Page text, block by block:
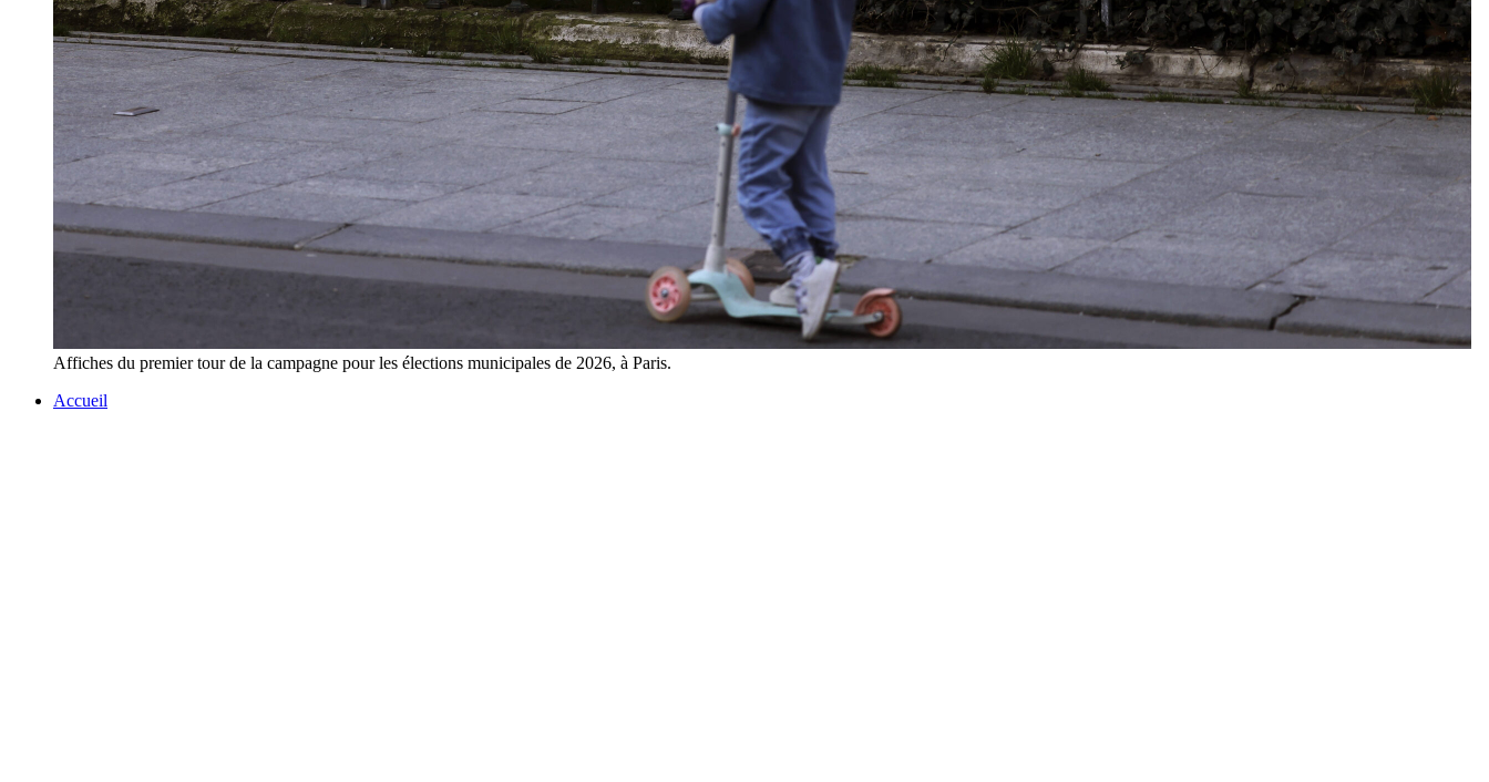
Affiches du premier tour de la campagne pour les élections municipales de 2026, à Paris.
Accueil